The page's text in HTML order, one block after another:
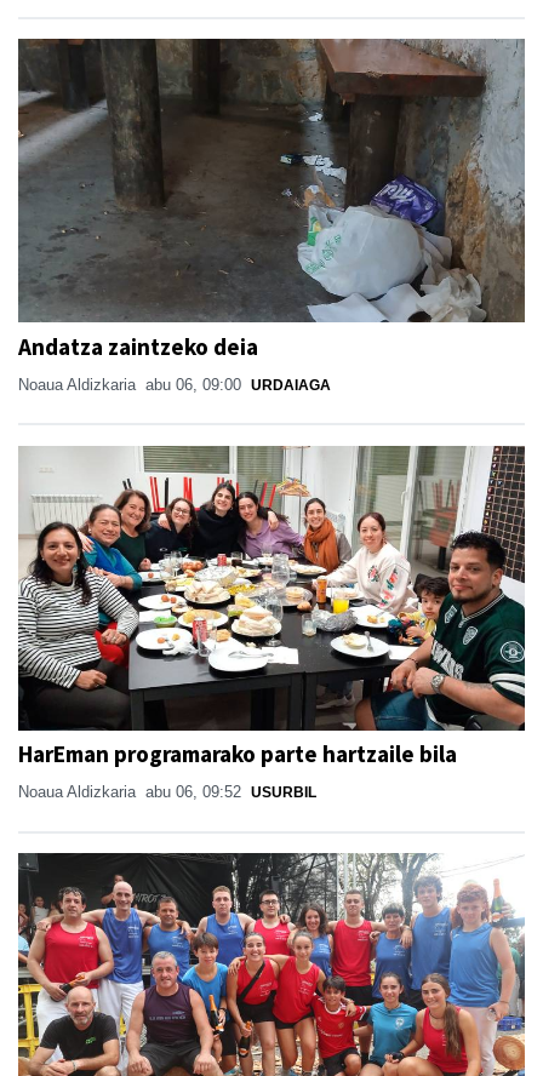
Andatza zaintzeko deia
Noaua Aldizkaria abu 06, 09:00 URDAIAGA
HarEman programarako parte hartzaile bila
Noaua Aldizkaria abu 06, 09:52 USURBIL